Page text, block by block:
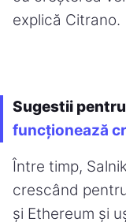
explică Citrano.
Sugestii
funcționează
Între timp,
crescând
și Ethereum și